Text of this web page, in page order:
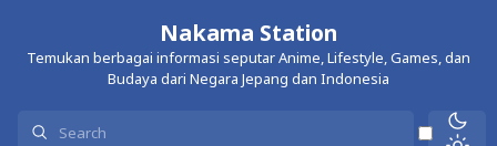
Nakama Station
Temukan berbagai informasi seputar Anime, Lifestyle, Games, dan
Budaya dari Negara Jepang dan Indonesia